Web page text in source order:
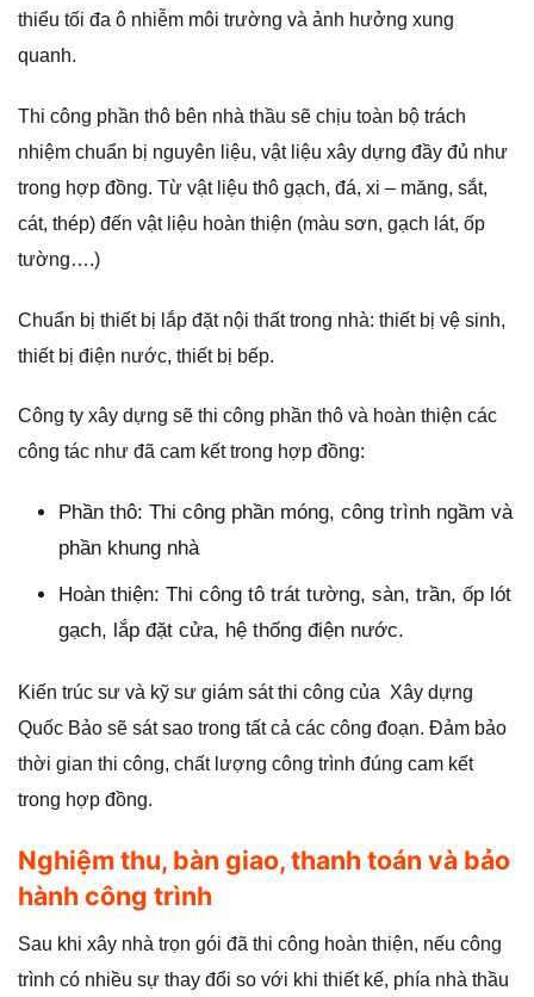
thiểu tối đa ô nhiễm môi trường và ảnh hưởng xung
quanh.
Thi công phần thô bên nhà thầu sẽ chịu toàn bộ trách
nhiệm chuẩn bị nguyên liệu, vật liệu xây dựng đầy đủ như
trong hợp đồng. Từ vật liệu thô gạch, đá, xi – măng, sắt,
cát, thép) đến vật liệu hoàn thiện (màu sơn, gạch lát, ốp
tường….)
Chuẩn bị thiết bị lắp đặt nội thất trong nhà: thiết bị vệ sinh,
thiết bị điện nước, thiết bị bếp.
Công ty xây dựng sẽ thi công phần thô và hoàn thiện các
công tác như đã cam kết trong hợp đồng:
Phần thô: Thi công phần móng, công trình ngầm và
phần khung nhà
Hoàn thiện: Thi công tô trát tường, sàn, trần, ốp lót
gạch, lắp đặt cửa, hệ thống điện nước.
Kiến trúc sư và kỹ sư giám sát thi công của Xây dựng
Quốc Bảo sẽ sát sao trong tất cả các công đoạn. Đảm bảo
thời gian thi công, chất lượng công trình đúng cam kết
trong hợp đồng.
Nghiệm thu, bàn giao, thanh toán và bảo
hành công trình
Sau khi xây nhà trọn gói đã thi công hoàn thiện, nếu công
trình có nhiều sự thay đổi so với khi thiết kế, phía nhà thầu